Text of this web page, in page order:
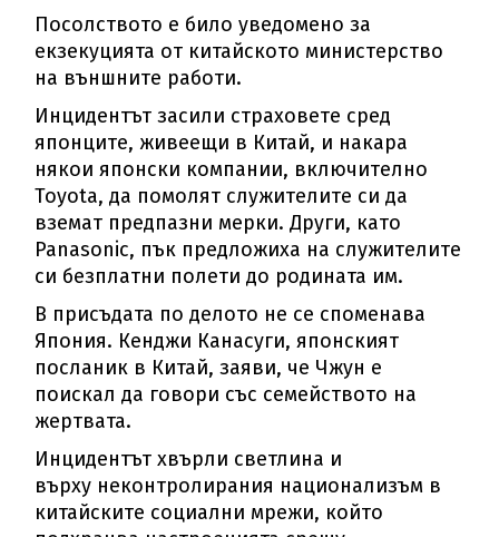
Посолството е било уведомено за
екзекуцията от китайското министерство
на външните работи.
Инцидентът засили страховете сред
японците, живеещи в Китай, и накара
някои японски компании, включително
Toyota, да помолят служителите си да
вземат предпазни мерки. Други, като
Panasonic, пък предложиха на служителите
си безплатни полети до родината им.
В присъдата по делото не се споменава
Япония. Кенджи Канасуги, японският
посланик в Китай, заяви, че Чжун е
поискал да говори със семейството на
жертвата.
Инцидентът хвърли светлина и
върху неконтролирания национализъм в
китайските социални мрежи, който